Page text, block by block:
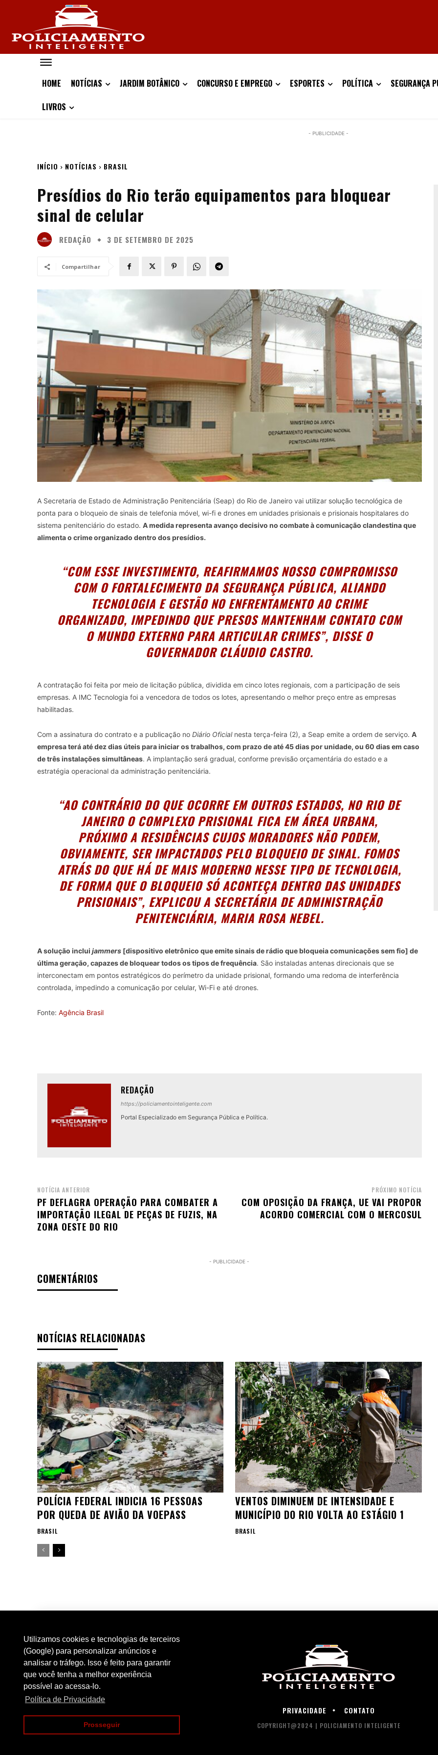
Utilizamos cookies e tecnologias de terceiros
(Google) para personalizar anúncios e
analisar o tráfego. Isso é feito para garantir
que você tenha a melhor experiência
possível ao acessa-lo.
Política de Privacidade
Prosseguir
HOME NOTÍCIAS JARDIM BOTÂNICO CONCURSO E EMPREGO ESPORTES POLÍTICA SEGURANÇA
LIVROS
- PUBLICIDADE -
INÍCIO NOTÍCIAS BRASIL
Presídios do Rio terão equipamentos para bloquear
sinal de celular
REDAÇÃO 3 DE SETEMBRO DE 2025
Compartilhar
A Secretaria de Estado de Administração Penitenciária (Seap) do Rio de Janeiro vai utilizar solução tecnológica de
ponta para o bloqueio de sinais de telefonia móvel, wi-fi e drones em unidades prisionais e prisionais hospitalares do
sistema penitenciário do estado. A medida representa avanço decisivo no combate à comunicação clandestina que
alimenta o crime organizado dentro dos presídios.
“COM ESSE INVESTIMENTO, REAFIRMAMOS NOSSO COMPROMISSO
COM O FORTALECIMENTO DA SEGURANÇA PÚBLICA, ALIANDO
TECNOLOGIA E GESTÃO NO ENFRENTAMENTO AO CRIME
ORGANIZADO, IMPEDINDO QUE PRESOS MANTENHAM CONTATO COM
O MUNDO EXTERNO PARA ARTICULAR CRIMES”, DISSE O
GOVERNADOR CLÁUDIO CASTRO.
A contratação foi feita por meio de licitação pública, dividida em cinco lotes regionais, com a participação de seis
empresas. A IMC Tecnologia foi a vencedora de todos os lotes, apresentando o melhor preço entre as empresas
habilitadas.
Com a assinatura do contrato e a publicação no Diário Oficialnesta terça-feira (2), a Seap emite a ordem de serviço. A
empresa terá até dez dias úteis para iniciar os trabalhos, com prazo de até 45 dias por unidade, ou 60 dias em caso
de três instalações simultâneas. A implantação será gradual, conforme previsão orçamentária do estado e a
estratégia operacional da administração penitenciária.
“AO CONTRÁRIO DO QUE OCORRE EM OUTROS ESTADOS, NO RIO DE
JANEIRO O COMPLEXO PRISIONAL FICA EM ÁREA URBANA,
PRÓXIMO A RESIDÊNCIAS CUJOS MORADORES NÃO PODEM,
OBVIAMENTE, SER IMPACTADOS PELO BLOQUEIO DE SINAL. FOMOS
ATRÁS DO QUE HÁ DE MAIS MODERNO NESSE TIPO DE TECNOLOGIA,
DE FORMA QUE O BLOQUEIO SÓ ACONTEÇA DENTRO DAS UNIDADES
PRISIONAIS”, EXPLICOU A SECRETÁRIA DE ADMINISTRAÇÃO
PENITENCIÁRIA, MARIA ROSA NEBEL.
A solução inclui jammers [dispositivo eletrônico que emite sinais de rádio que bloqueia comunicações sem fio] de
última geração, capazes de bloquear todos os tipos de frequência. São instaladas antenas direcionais que se
interconectam em pontos estratégicos do perímetro da unidade prisional, formando uma redoma de interferência
controlada, impedindo a comunicação por celular, Wi-Fi e até drones.
Fonte: Agência Brasil
REDAÇÃO
https://policiamentointeligente.com
Portal Especializado em Segurança Pública e Política.
NOTÍCIA ANTERIOR
PF DEFLAGRA OPERAÇÃO PARA COMBATER A
IMPORTAÇÃO ILEGAL DE PEÇAS DE FUZIS, NA
ZONA OESTE DO RIO
PRÓXIMO NOTÍCIA
COM OPOSIÇÃO DA FRANÇA, UE VAI PROPOR
ACORDO COMERCIAL COM O MERCOSUL
- PUBLICIDADE -
COMENTÁRIOS
NOTÍCIAS RELACIONADAS
POLÍCIA FEDERAL INDICIA 16 PESSOAS
POR QUEDA DE AVIÃO DA VOEPASS
BRASIL
VENTOS DIMINUEM DE INTENSIDADE E
MUNICÍPIO DO RIO VOLTA AO ESTÁGIO 1
BRASIL
PRIVACIDADE CONTATO
COPYRIGHT@2024 | POLICIAMENTO INTELIGENTE